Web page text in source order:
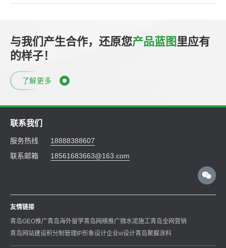
与我们产生合作，还原您产品蓝图里应有
的样子！
了解更多
联系我们
服务热线
18888388607
联系邮箱
18561683663@163.com
友情链接
青岛GEO推广青岛海外留学青岛网络推广微水泥施工青岛全网营销
青岛网站建设积分制管理 IP形象设计企业vi设计青岛聚脲涂料